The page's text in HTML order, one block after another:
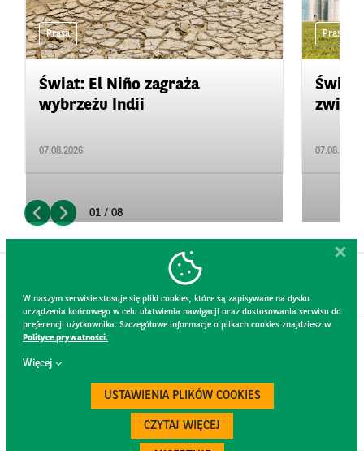
Prasa
Świat: El Niño zagraża
wybrzeżu Indii
07.08.2026
Prasa
07.08.2026
01 / 08
W naszym serwisie stosuje się pliki cookies, które są zapisywane na dysku
urządzenia końcowego w celu ułatwienia nawigacji oraz dostosowania serwisu do
preferencji użytkownika. Szczegółowe informacje o plikach cookies znajdziesz w
Polityce prywatności.
Więcej
USTAWIENIA PLIKÓW COOKIES
CZYTAJ WIĘCEJ
REGULAMIN STRONY
POLITYKA PRYWATNOŚCI